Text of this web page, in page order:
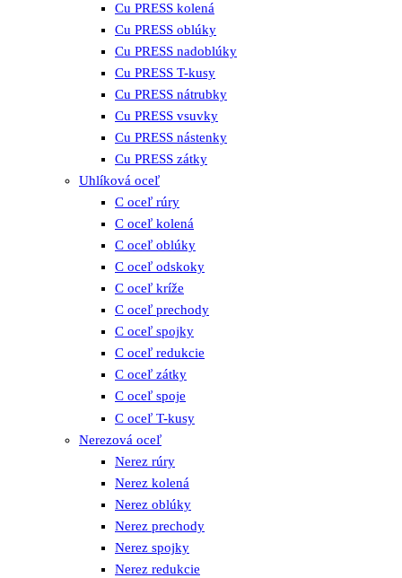
Cu PRESS kolená
Cu PRESS oblúky
Cu PRESS nadoblúky
Cu PRESS T-kusy
Cu PRESS nátrubky
Cu PRESS vsuvky
Cu PRESS nástenky
Cu PRESS zátky
Uhlíková oceľ
C oceľ rúry
C oceľ kolená
C oceľ oblúky
C oceľ odskoky
C oceľ kríže
C oceľ prechody
C oceľ spojky
C oceľ redukcie
C oceľ zátky
C oceľ spoje
C oceľ T-kusy
Nerezová oceľ
Nerez rúry
Nerez kolená
Nerez oblúky
Nerez prechody
Nerez spojky
Nerez redukcie